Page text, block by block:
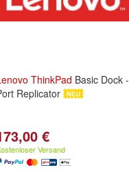
ThinkPad Basic Dock -
Replicator
€
Versand